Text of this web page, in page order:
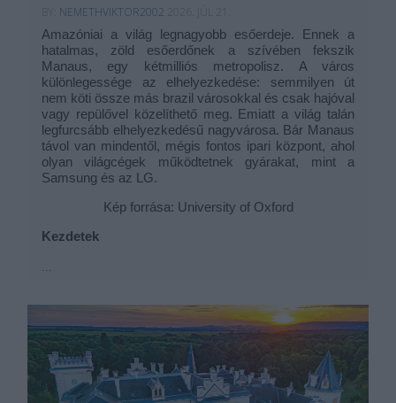
NEMETHVIKTOR2002
Amazóniai a világ legnagyobb esőerdeje. Ennek a
hatalmas, zöld esőerdőnek a szívében fekszik
Manaus, egy kétmilliós metropolisz. A város
különlegessége az elhelyezkedése: semmilyen út
nem köti össze más brazil városokkal és csak hajóval
vagy repülővel közelíthető meg. Emiatt a világ talán
legfurcsább elhelyezkedésű nagyvárosa. Bár Manaus
távol van mindentől, mégis fontos ipari központ, ahol
olyan világcégek működtetnek gyárakat, mint a
Samsung és az LG.
Kép forrása: University of Oxford
Kezdetek
...